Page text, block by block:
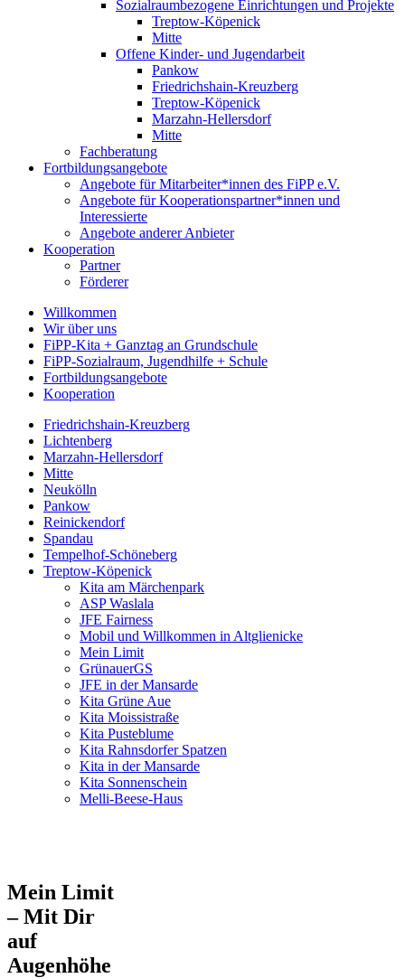
Sozialraumbezogene Einrichtungen und Projekte
Treptow-Köpenick
Mitte
Offene Kinder- und Jugendarbeit
Pankow
Friedrichshain-Kreuzberg
Treptow-Köpenick
Marzahn-Hellersdorf
Mitte
Fachberatung
Fortbildungsangebote
Angebote für Mitarbeiter*innen des FiPP e.V.
Angebote für Kooperationspartner*innen und
Interessierte
Angebote anderer Anbieter
Kooperation
Partner
Förderer
Willkommen
Wir über uns
FiPP-Kita + Ganztag an Grundschule
FiPP-Sozialraum, Jugendhilfe + Schule
Fortbildungsangebote
Kooperation
Friedrichshain-Kreuzberg
Lichtenberg
Marzahn-Hellersdorf
Mitte
Neukölln
Pankow
Reinickendorf
Spandau
Tempelhof-Schöneberg
Treptow-Köpenick
Kita am Märchenpark
ASP Waslala
JFE Fairness
Mobil und Willkommen in Altglienicke
Mein Limit
GrünauerGS
JFE in der Mansarde
Kita Grüne Aue
Kita Moissistraße
Kita Pusteblume
Kita Rahnsdorfer Spatzen
Kita in der Mansarde
Kita Sonnenschein
Melli-Beese-Haus
Mein Limit
– Mit Dir
auf
Augenhöhe